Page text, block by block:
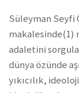
Süleyman Seyfi
makalesinde(1)
adaletini
dünya özünde
yıkıcılık,